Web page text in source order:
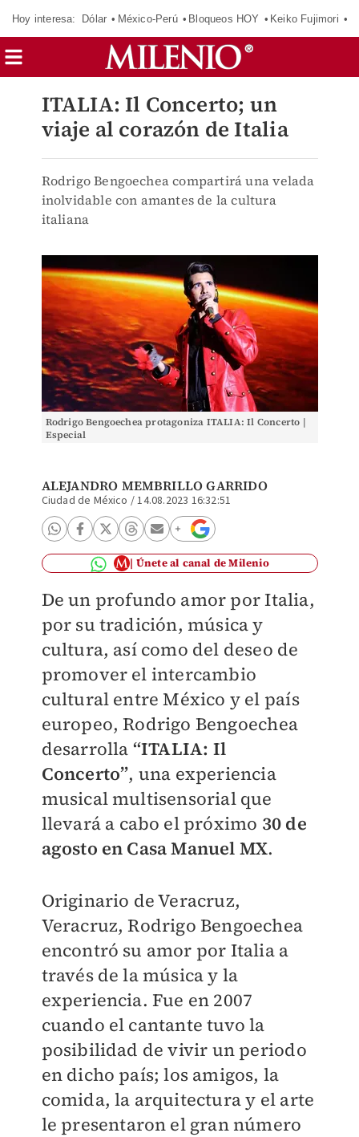
Hoy interesa: Dólar México-Perú Bloqueos HOY Keiko Fujimori
ITALIA: Il Concerto; un
viaje al corazón de Italia
Rodrigo Bengoechea compartirá una velada
inolvidable con amantes de la cultura
italiana
Rodrigo Bengoechea protagoniza ITALIA: Il Concerto |
Especial
ALEJANDRO MEMBRILLO GARRIDO
Ciudad de México /14.08.2023 16:32:51
Únete al canal de Milenio
De un profundo amor por Italia,
por su tradición, música y
cultura, así como del deseo de
promover el intercambio
cultural entre México y el país
europeo, Rodrigo Bengoechea
desarrolla “ITALIA: Il
Concerto”, una experiencia
musical multisensorial que
llevará a cabo el próximo 30 de
agosto en Casa Manuel MX.
Originario de Veracruz,
Veracruz, Rodrigo Bengoechea
encontró su amor por Italia a
través de la música y la
experiencia. Fue en 2007
cuando el cantante tuvo la
posibilidad de vivir un periodo
en dicho país; los amigos, la
comida, la arquitectura y el arte
le presentaron el gran número